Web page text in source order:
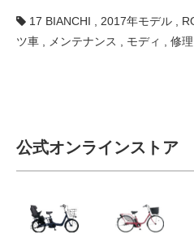
17 BIANCHI 2017年モデル
ツ車
メンテナンス モディ 修理
公式オンラインストア